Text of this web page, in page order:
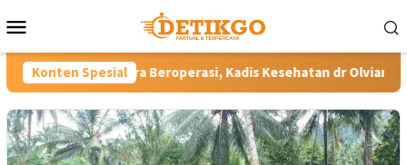
ke
Mobile
Konten Spesial
Beroperasi, Kadis Kesehatan dr Olviane Rattu: Deteksi Dini